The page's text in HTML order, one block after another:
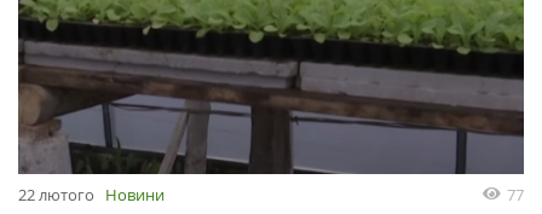
22 лютого Новини 77